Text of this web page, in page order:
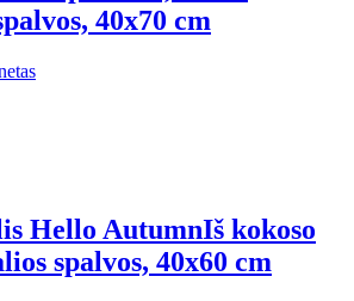
40x70 cm
Hello AutumnIš kokoso
spalvos, 40x60 cm